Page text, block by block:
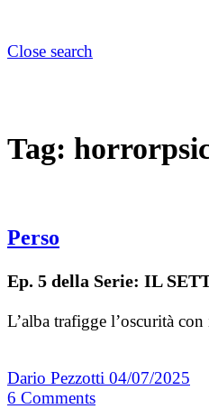
Close search
Tag:
Perso
Ep. 5 della Serie: IL
L’alba trafigge l’oscurità
Dario Pezzotti 04/07/2025
6 Comments